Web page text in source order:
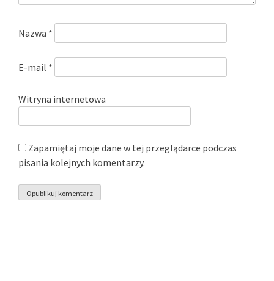
Nazwa *
E-mail *
Witryna internetowa
Zapamiętaj moje dane w tej przeglądarce podczas
pisania kolejnych komentarzy.